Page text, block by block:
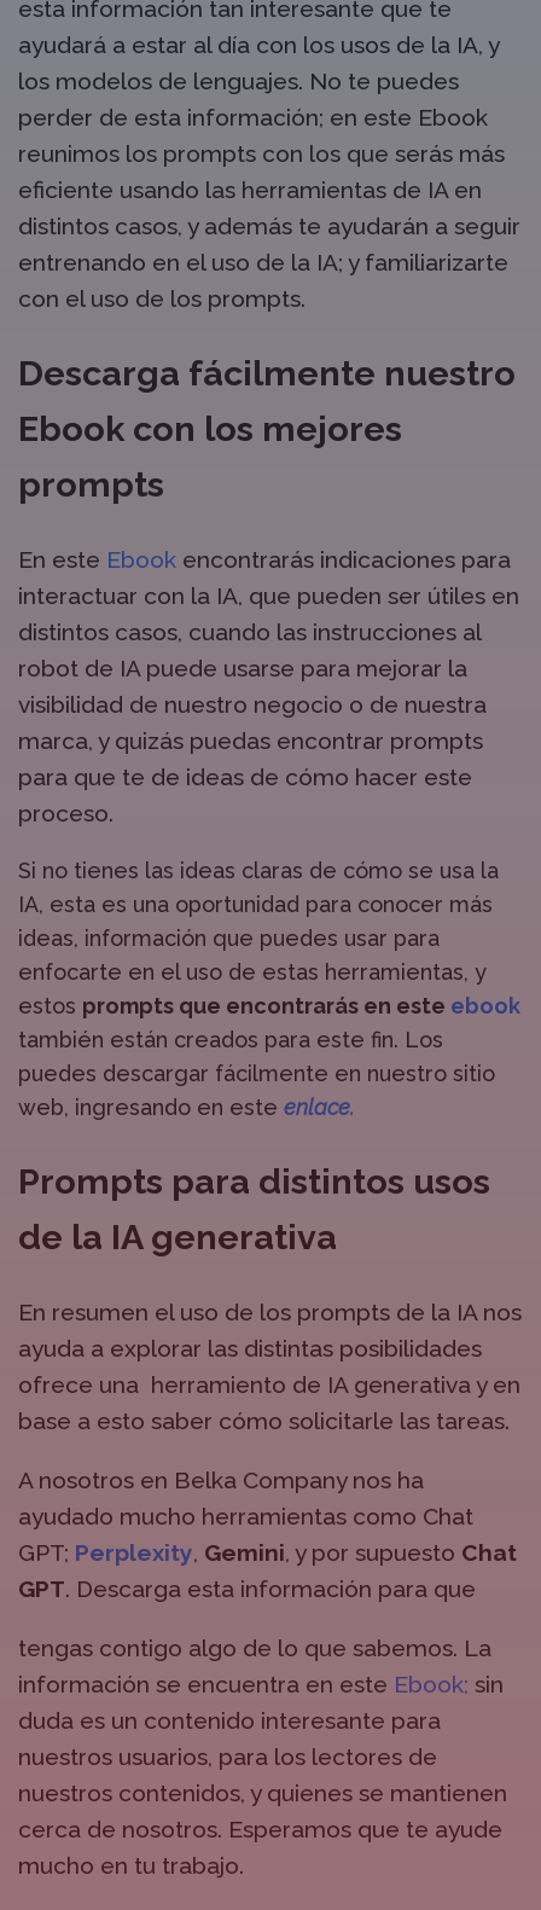
esta información tan interesante que te
ayudará a estar al día con los usos de la IA, y
los modelos de lenguajes. No te puedes
perder de esta información; en este Ebook
reunimos los prompts con los que serás más
eficiente usando las herramientas de IA en
distintos casos, y además te ayudarán a seguir
entrenando en el uso de la IA; y familiarizarte
con el uso de los prompts.
Descarga fácilmente nuestro
Ebook con los mejores
prompts
En este Ebook encontrarás indicaciones para
interactuar con la IA, que pueden ser útiles en
distintos casos, cuando las instrucciones al
robot de IA puede usarse para mejorar la
visibilidad de nuestro negocio o de nuestra
marca, y quizás puedas encontrar prompts
para que te de ideas de cómo hacer este
proceso.
Si no tienes las ideas claras de cómo se usa la
IA, esta es una oportunidad para conocer más
ideas, información que puedes usar para
enfocarte en el uso de estas herramientas, y
estos prompts que encontrarás en este ebook
también están creados para este fin. Los
puedes descargar fácilmente en nuestro sitio
web, ingresando en este enlace.
Prompts para distintos usos
de la IA generativa
En resumen el uso de los prompts de la IA nos
ayuda a explorar las distintas posibilidades
ofrece una herramiento de IA generativa y en
base a esto saber cómo solicitarle las tareas.
A nosotros en Belka Company nos ha
ayudado mucho herramientas como Chat
GPT; Perplexity, Gemini, y por supuesto Chat
GPT. Descarga esta información para que
tengas contigo algo de lo que sabemos. La
información se encuentra en este Ebook; sin
duda es un contenido interesante para
nuestros usuarios, para los lectores de
nuestros contenidos, y quienes se mantienen
cerca de nosotros. Esperamos que te ayude
mucho en tu trabajo.